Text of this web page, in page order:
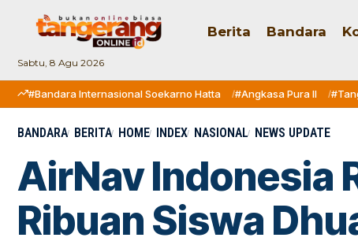
Sabtu, 8 Agu 2026
Berita Bandara
#Bandara Internasional Soekarno Hatta #Angkasa Pura II
BANDARA BERITA HOME INDEX NASIONAL NEWS UPDATE
AirNav Indonesia
Ribuan Siswa